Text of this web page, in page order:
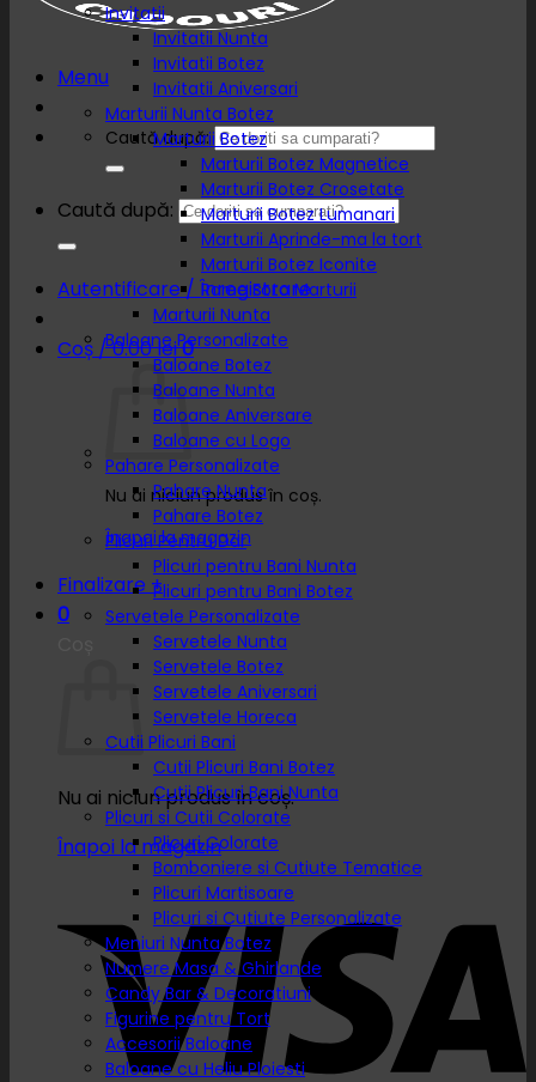
Menu
Caută după:
Caută după:
Autentificare / Înregistrare
Coș /0.00lei0
Nu ai niciun produs în coș.
Înapoi la magazin
Finalizare +
0
Nu ai niciun produs în coș.
Înapoi la magazin
Invitatii
Invitatii Nunta
Invitatii Botez
Invitatii Aniversari
Marturii Nunta Botez
Marturii Botez
Marturii Botez Magnetice
Marturii Botez Crosetate
Marturii Botez Lumanari
Marturii Aprinde-ma la tort
Marturii Botez Iconite
Rame Foto Marturii
Marturii Nunta
Baloane Personalizate
Baloane Botez
Baloane Nunta
Baloane Aniversare
Baloane cu Logo
Pahare Personalizate
Pahare Nunta
Pahare Botez
Plicuri Pentru Dar
Plicuri pentru Bani Nunta
Plicuri pentru Bani Botez
Servetele Personalizate
Servetele Nunta
Servetele Botez
Servetele Aniversari
Servetele Horeca
Cutii Plicuri Bani
Cutii Plicuri Bani Botez
Cutii Plicuri Bani Nunta
Plicuri si Cutii Colorate
Plicuri Colorate
Bomboniere si Cutiute Tematice
Plicuri Martisoare
Plicuri si Cutiute Personalizate
Meniuri Nunta Botez
Numere Masa & Ghirlande
Candy Bar & Decoratiuni
Figurine pentru Tort
Accesorii Baloane
Baloane cu Heliu Ploiesti